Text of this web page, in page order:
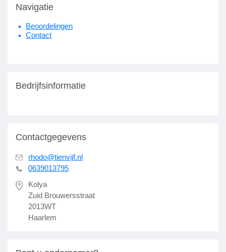
Navigatie
Beoordelingen
Contact
Bedrijfsinformatie
Contactgegevens
rhodo@tienvijf.nl
0639013795
Kolya
Zuid Brouwersstraat
2013WT
Haarlem